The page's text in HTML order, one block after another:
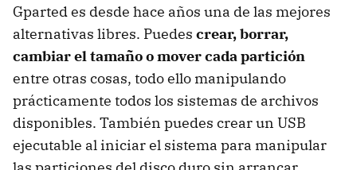
Gparted es desde hace años una de las mejores
alternativas libres. Puedes crear, borrar,
cambiar el tamaño o mover cada partición
entre otras cosas, todo ello manipulando
prácticamente todos los sistemas de archivos
disponibles. También puedes crear un USB
ejecutable al iniciar el sistema para manipular